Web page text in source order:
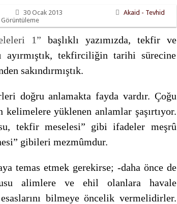
30 Ocak 2013
Akaid - Tevhid
Görüntüleme
1” başlıklı yazımızda, tekfir ve
ayırmıştık, tekfirciliğin tarihi sürecine
sakındırmıştık.
doğru anlamakta fayda vardır. Çoğu
kelimelere yüklenen anlamlar şaşırtıyor.
tekfir meselesi” gibi ifadeler meşrû
gibileri mezmûmdur.
temas etmek gerekirse; -daha önce de
alimlere ve ehil olanlara havale
bilmeye öncelik vermelidirler.